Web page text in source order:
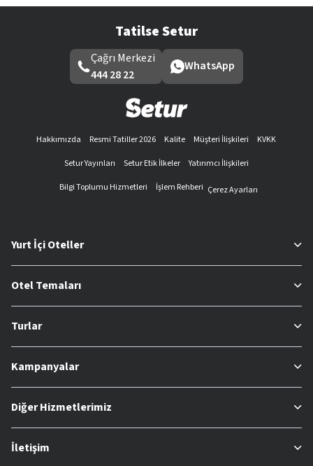
Tatilse Setur
Çağrı Merkezi
444 28 22
WhatsApp
Hakkımızda Resmi Tatiller 2026 Kalite Müşteri İlişkileri
KVKK
Setur Yayınları
Setur Etik İlkeler
Yatırımcı İlişkileri
Bilgi Toplumu Hizmetleri
İşlem Rehberi Çerez Ayarları
Yurt İçi Oteller
Otel Temaları
Turlar
Kampanyalar
Diğer Hizmetlerimiz
İletişim